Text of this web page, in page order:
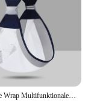
Kindertrage Wrap Multifunktionale Babytrage Ring Sling für Baby Kleinkind Träger Zubehör Einfaches Tragen Artefakt Ergonomisch